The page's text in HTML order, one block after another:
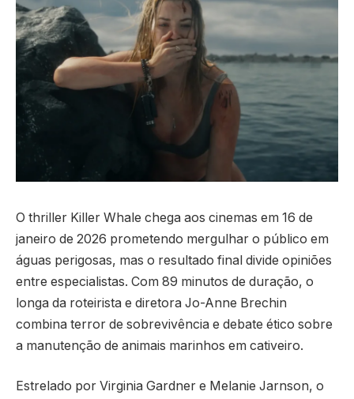
O thriller Killer Whale chega aos cinemas em 16 de
janeiro de 2026 prometendo mergulhar o público em
águas perigosas, mas o resultado final divide opiniões
entre especialistas. Com 89 minutos de duração, o
longa da roteirista e diretora Jo-Anne Brechin
combina terror de sobrevivência e debate ético sobre
a manutenção de animais marinhos em cativeiro.
Estrelado por Virginia Gardner e Melanie Jarnson, o